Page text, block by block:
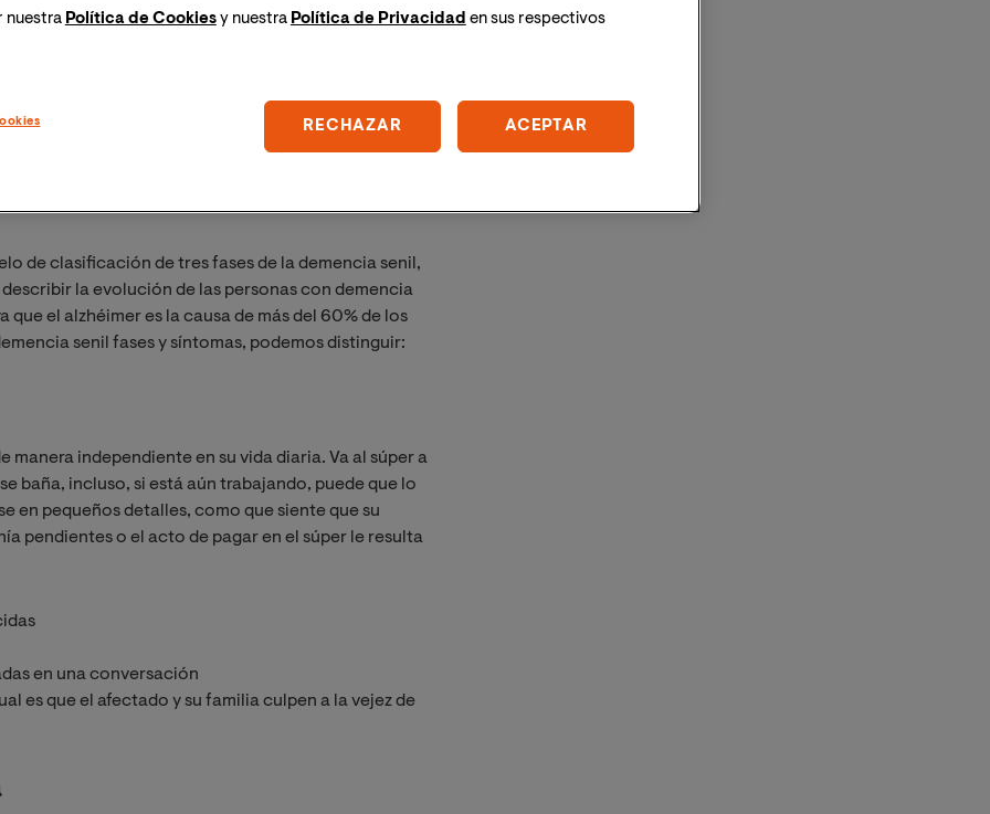
de clasificación de tres fases de la demencia senil,
la evolución de las personas con demencia
el alzhéimer es la causa de más del 60% de los
senil fases y síntomas, podemos distinguir:
manera independiente en su vida diaria. Va al súper a
baña, incluso, si está aún trabajando, puede que lo
en pequeños detalles, como que siente que su
pendientes o el acto de pagar en el súper le resulta
en una conversación
es que el afectado y su familia culpen a la vejez de
nuestra Política de Cookiesy nuestra Política de Privacidad en sus respectivos
RECHAZAR ACEPTAR